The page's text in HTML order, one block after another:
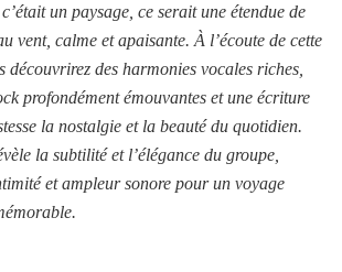
un paysage, ce serait une étendue de
vent, calme et apaisante. À l’écoute de cette
découvrirez des harmonies vocales riches,
profondément émouvantes et une écriture
la nostalgie et la beauté du quotidien.
la subtilité et l’élégance du groupe,
et ampleur sonore pour un voyage